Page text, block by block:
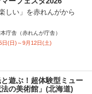
しい」を赤れんがから
庁舎（赤れんが庁舎）
日(日)～9月12日(土)
遊ぶ！超体験型ミュー
の美術館」(北海道)